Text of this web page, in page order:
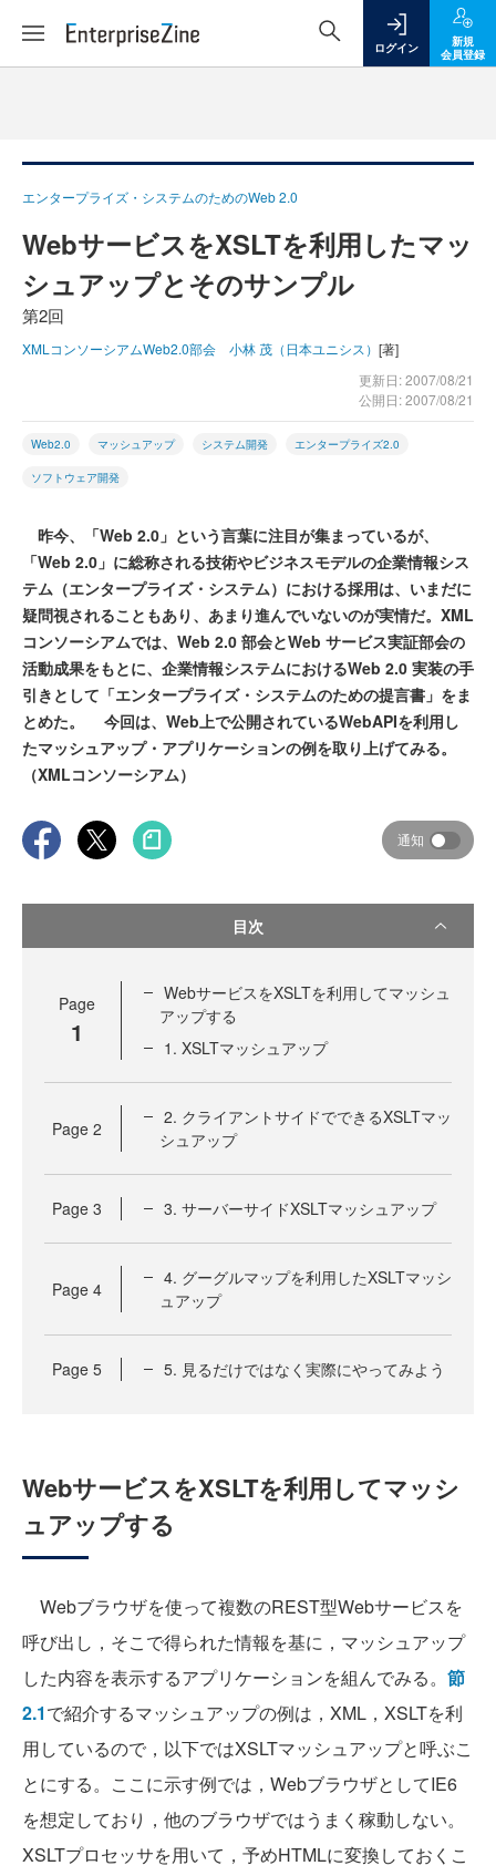
ログイン
新規
会員登録
エンタープライズ・システムのためのWeb 2.0
WebサービスをXSLTを利用したマッ
シュアップとそのサンプル
第2回
XMLコンソーシアムWeb2.0部会 小林 茂（日本ユニシス） [著]
更新日: 2007/08/21
公開日: 2007/08/21
Web2.0 マッシュアップ システム開発 エンタープライズ2.0
ソフトウェア開発
昨今、「Web 2.0」という言葉に注目が集まっているが、
「Web 2.0」に総称される技術やビジネスモデルの企業情報シス
テム（エンタープライズ・システム）における採用は、いまだに
疑問視されることもあり、あまり進んでいないのが実情だ。XML
コンソーシアムでは、Web 2.0 部会とWeb サービス実証部会の
活動成果をもとに、企業情報システムにおけるWeb 2.0 実装の手
引きとして「エンタープライズ・システムのための提言書」をま
とめた。 今回は、Web上で公開されているWebAPIを利用し
たマッシュアップ・アプリケーションの例を取り上げてみる。
（XMLコンソーシアム）
通知
目次
Page
1
WebサービスをXSLTを利用してマッシュ
アップする
1. XSLTマッシュアップ
Page 2
2. クライアントサイドでできるXSLTマッ
シュアップ
Page 3 3. サーバーサイドXSLTマッシュアップ
Page 4
4. グーグルマップを利用したXSLTマッシ
ュアップ
Page 5 5. 見るだけではなく実際にやってみよう
WebサービスをXSLTを利用してマッシ
ュアップする
Webブラウザを使って複数のREST型Webサービスを
呼び出し，そこで得られた情報を基に，マッシュアップ
した内容を表示するアプリケーションを組んでみる。 節
2.1で紹介するマッシュアップの例は，XML，XSLTを利
用しているので，以下ではXSLTマッシュアップと呼ぶこ
とにする。ここに示す例では，WebブラウザとしてIE6
を想定しており，他のブラウザではうまく稼動しない。
XSLTプロセッサを用いて，予めHTMLに変換しておくこ